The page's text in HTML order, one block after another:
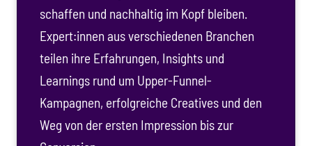
schaffen und nachhaltig im Kopf bleiben.
Expert:innen aus verschiedenen Branchen
teilen ihre Erfahrungen, Insights und
Learnings rund um Upper-Funnel-
Kampagnen, erfolgreiche Creatives und den
Weg von der ersten Impression bis zur